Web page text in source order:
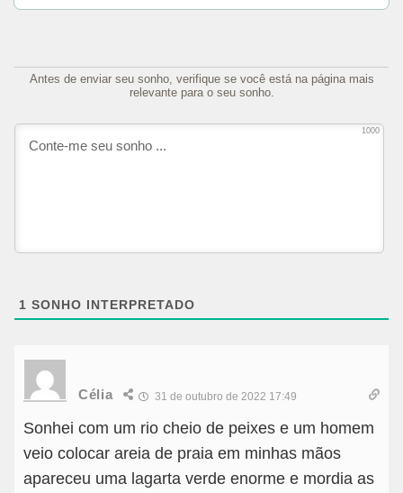
Antes de enviar seu sonho, verifique se você está na página mais
relevante para o seu sonho.
1000
1 SONHO INTERPRETADO
Célia 31 de outubro de 2022 17:49
Sonhei com um rio cheio de peixes e um homem
veio colocar areia de praia em minhas mãos
apareceu uma lagarta verde enorme e mordia as